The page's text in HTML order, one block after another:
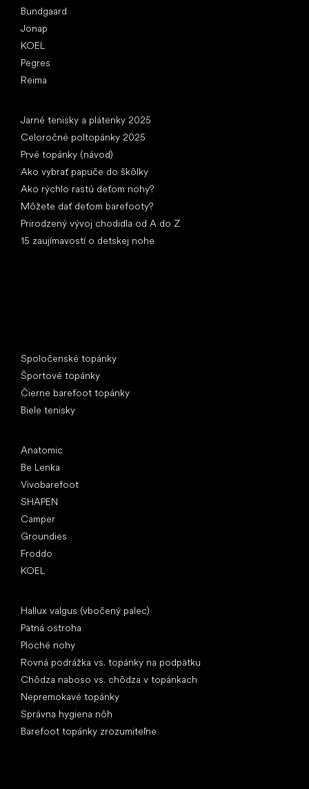
Bundgaard
Jonap
KOEL
Pegres
Reima
Jarné tenisky a plátenky 2025
Celoročné poltopánky 2025
Prvé topánky (návod)
Ako vybrať papuče do škôlky
Ako rýchlo rastú deťom nohy?
Môžete dať deťom barefooty?
Prirodzený vývoj chodidla od A do Z
15 zaujímavostí o detskej nohe
Spoločenské topánky
Športové topánky
Čierne barefoot topánky
Biele tenisky
Anatomic
Be Lenka
Vivobarefoot
SHAPEN
Camper
Groundies
Froddo
KOEL
Hallux valgus (vbočený palec)
Pätná ostroha
Ploché nohy
Rovná podrážka vs. topánky na podpätku
Chôdza naboso vs. chôdza v topánkach
Nepremokavé topánky
Správna hygiena nôh
Barefoot topánky zrozumiteľne